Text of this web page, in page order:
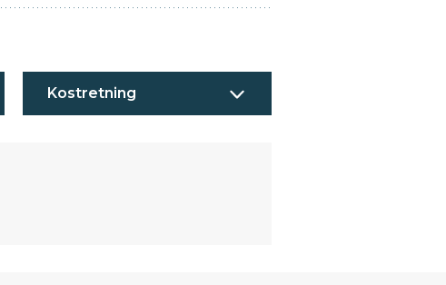
Kostretning